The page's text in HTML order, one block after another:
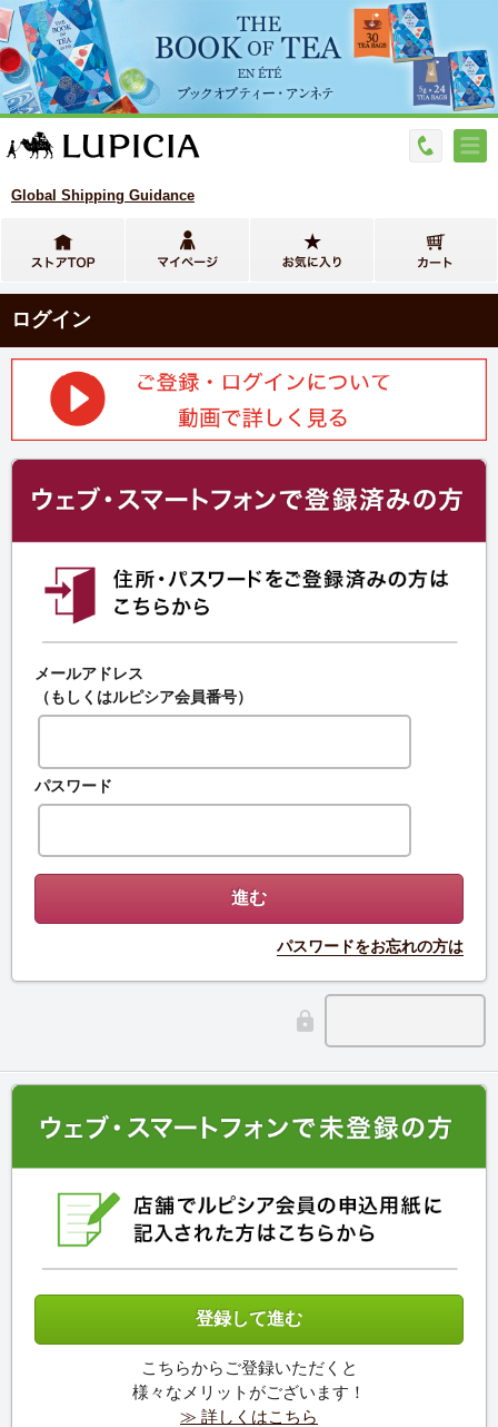
Global Shipping Guidance
ログイン
メールアドレス
（もしくはルピシア会員番号）
パスワード
パスワードをお忘れの方は
こちらからご登録いただくと
様々なメリットがございます！
≫ 詳しくはこちら